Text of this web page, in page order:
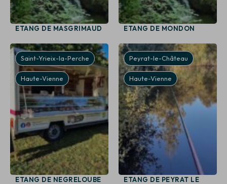
ETANG DE MASGRIMAUD ETANG DE MONDON
Saint-Yrieix-la-Perche
Haute-Vienne
ETANG DE NEGRELOUBE
Peyrat-le-Château
Haute-Vienne
ETANG DE PEYRAT LE